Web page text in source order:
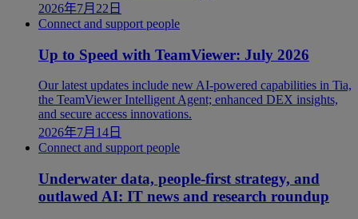
2026年7月22日
Connect and support people
Up to Speed with TeamViewer: July 2026
Our latest updates include new AI-powered capabilities in Tia,
the TeamViewer Intelligent Agent; enhanced DEX insights,
and secure access innovations.
2026年7月14日
Connect and support people
Underwater data, people-first strategy, and
outlawed AI: IT news and research roundup